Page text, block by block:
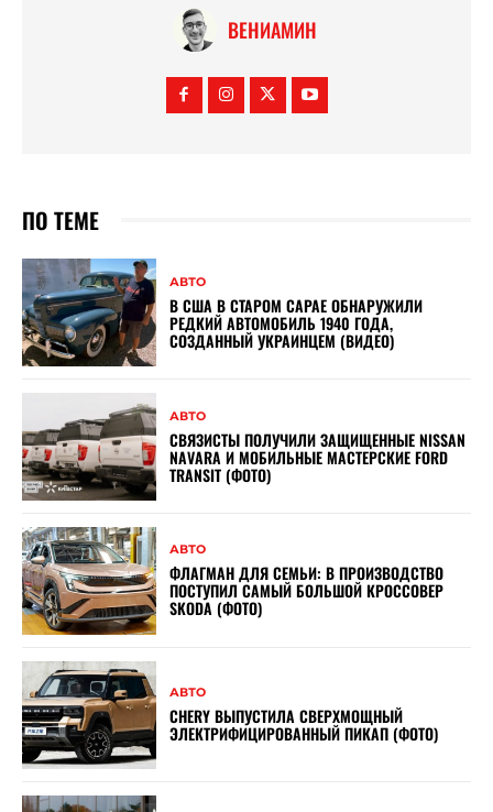
ВЕНИАМИН
ПО ТЕМЕ
АВТО
В США В СТАРОМ САРАЕ ОБНАРУЖИЛИ
РЕДКИЙ АВТОМОБИЛЬ 1940 ГОДА,
СОЗДАННЫЙ УКРАИНЦЕМ (ВИДЕО)
АВТО
СВЯЗИСТЫ ПОЛУЧИЛИ ЗАЩИЩЕННЫЕ NISSAN
NAVARA И МОБИЛЬНЫЕ МАСТЕРСКИЕ FORD
TRANSIT (ФОТО)
АВТО
ФЛАГМАН ДЛЯ СЕМЬИ: В ПРОИЗВОДСТВО
ПОСТУПИЛ САМЫЙ БОЛЬШОЙ КРОССОВЕР
SKODA (ФОТО)
АВТО
CHERY ВЫПУСТИЛА СВЕРХМОЩНЫЙ
ЭЛЕКТРИФИЦИРОВАННЫЙ ПИКАП (ФОТО)